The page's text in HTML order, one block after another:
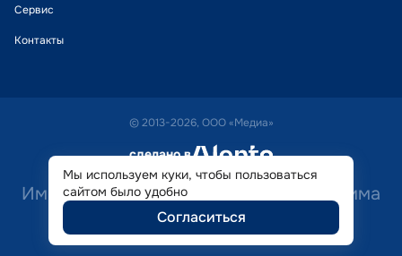
Сервис
Контакты
© 2013-2026, ООО «Медиа»
сделано в alente
Имеются противопоказания. Необходима
консультация специалиста.
Мы используем куки, чтобы пользоваться
сайтом было удобно
Согласиться